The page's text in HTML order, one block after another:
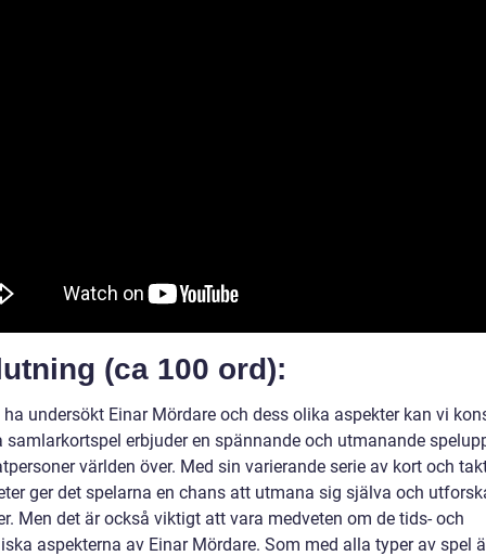
(ca 100 ord):
undersökt Einar Mördare och dess olika aspekter kan vi
samlarkortspel erbjuder en spännande och utmanande
världen över. Med sin varierande serie av kort och
ger det spelarna en chans att utmana sig själva och
Men det är också viktigt att vara medveten om de tids- och
aspekterna av Einar Mördare. Som med alla typer av spel